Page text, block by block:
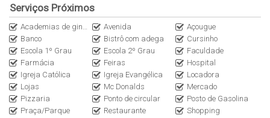
Serviços Próximos
Academias de ginástica Avenida
Açougue
Banco
Bistrô com adega
Cursinho
Escola 1º Grau
Escola 2º Grau
Faculdade
Farmácia
Feiras
Hospital
Igreja Católica
Igreja Evangélica
Locadora
Lojas
Mc Donalds
Mercado
Pizzaria
Ponto de circular
Posto de Gasolina
Praça/Parque
Restaurante
Shopping